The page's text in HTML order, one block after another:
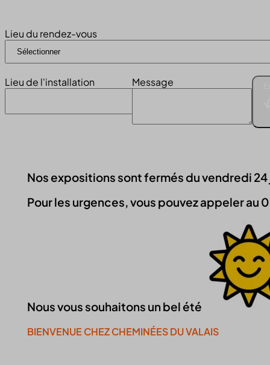
Lieu du rendez-vous
Lieu de l'installation Message
Nos expositions sont fermés du vendredi 24
Pour les urgences, vous pouvez appeler au
Nous vous souhaitons un bel été
BIENVENUE CHEZ CHEMINÉES DU VALAIS